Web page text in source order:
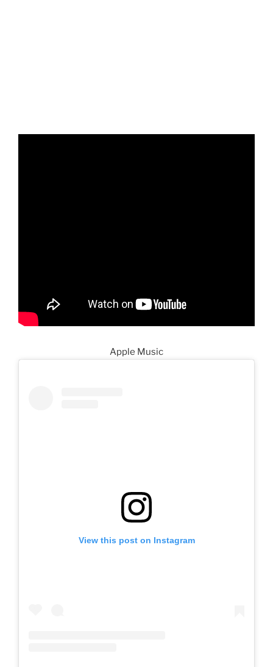
Apple Music
View this post on Instagram